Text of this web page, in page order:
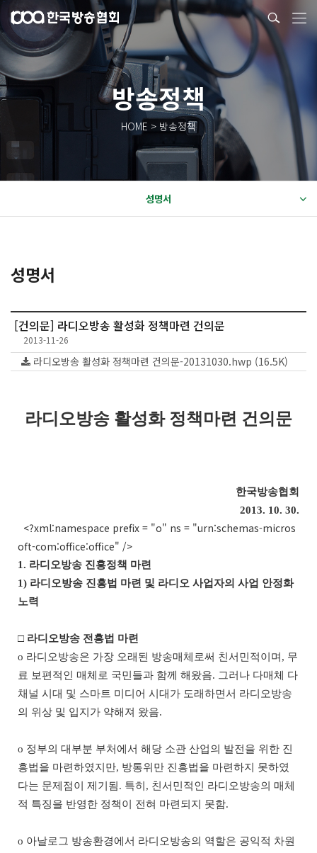
방송정책
HOME > 방송정책
성명서
성명서
[건의문] 라디오방송 활성화 정책마련 건의문
2013-11-26
라디오방송 활성화 정책마련 건의문-20131030.hwp (16.5K)
라디오방송 활성화 정책마련 건의문
한국방송협회
2013. 10. 30.
<?xml:namespace prefix = "o" ns = "urn:schemas-micros
oft-com:office:office" />
1. 라디오방송 진흥정책 마련
1) 라디오방송 진흥법 마련 및 라디오 사업자의 사업 안정화
노력
□ 라디오방송 전흥법 마련
o 라디오방송은 가장 오래된 방송매체로써 친서민적이며 , 무
료 보편적인 매체로 국민들과 함께 해왔음. 그러나 다매체 다
채널 시대 및 스마트 미디어 시대가 도래하면서 라디오방송
의 위상 및 입지가 약해져 왔음.
o 정부의 대부분 부처에서 해당 소관 산업의 발전을 위한 진
흥법을 마련하였지만, 방통위만 진흥법을 마련하지 못하였
다는 문제점이 제기됨. 특히 , 친서민적인 라디오방송의 매체
적 특징을 반영한 정책이 전혀 마련되지 못함.
o 아날로그 방송환경에서 라디오방송의 역할은 공익적 차원